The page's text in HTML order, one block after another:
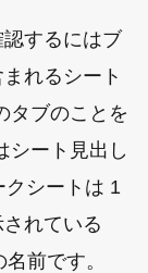
するにはブ
れるシート
タブのことを
シート見出し
シートは 1
れている
前です。